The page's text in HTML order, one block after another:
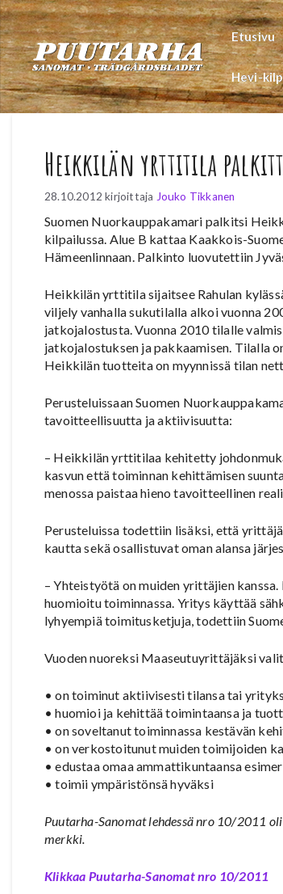
Siirry
sisältöön
Etusivu
Hevi-
Heikkilän yrttitila
28.10.2012 kirjoittaja Jouko Tikkanen
Suomen Nuorkauppakamari palkitsi
kilpailussa. Alue B kattaa Kaakkois-
Hämeenlinnaan. Palkinto luovutettiin
Heikkilän yrttitila sijaitsee Rahulan
viljely vanhalla sukutilalla alkoi vuonna
jatkojalostusta. Vuonna 2010 tilalle
jatkojalostuksen ja pakkaamisen. Tilalla
Heikkilän tuotteita on myynnissä tilan
Perusteluissaan Suomen
tavoitteellisuutta ja aktiivisuutta:
– Heikkilän yrttitilaa kehitetty
kasvun että toiminnan kehittämisen
menossa paistaa hieno tavoitteellinen
Perusteluissa todettiin lisäksi, että
kautta sekä osallistuvat oman alansa
– Yhteistyötä on muiden yrittäjien
huomioitu toiminnassa. Yritys käyttää
lyhyempiä toimitusketjuja, todettiin
Vuoden nuoreksi Maaseutuyrittäjäksi
• on toiminut aktiivisesti tilansa tai
• huomioi ja kehittää toimintaansa ja
• on soveltanut toiminnassa kestävän
• on verkostoitunut muiden toimijoiden
• edustaa omaa ammattikuntaansa
• toimii ympäristönsä hyväksi
Puutarha-Sanomat lehdessä nro 10/2011
merkki.
Klikkaa Puutarha-Sanomat nro 10/2011